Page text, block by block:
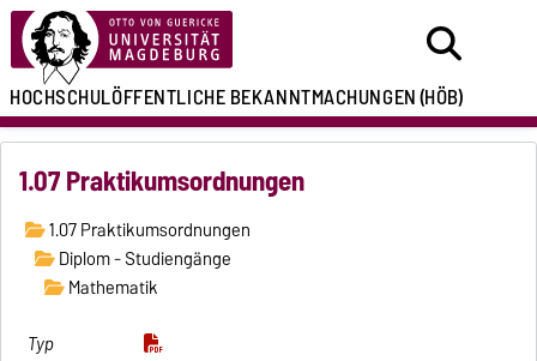
HOCHSCHULÖFFENTLICHEBEKANNTMACHUNGEN(HÖB)
1.07 Praktikumsordnungen
1.07 Praktikumsordnungen
Diplom - Studiengänge
Mathematik